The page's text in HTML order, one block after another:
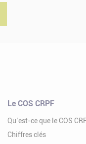
Le COS CRPF
Qu’est-ce que le COS
Chiffres clés